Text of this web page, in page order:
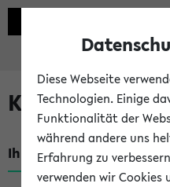
Kombisuche
Ihre Suchkriterien:
Diese Webseite
Technologien. Einige
Funktionalität der
während andere uns
Erfahrung zu
verwenden wir